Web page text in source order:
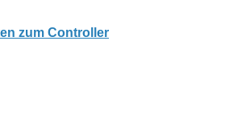
zum Controller